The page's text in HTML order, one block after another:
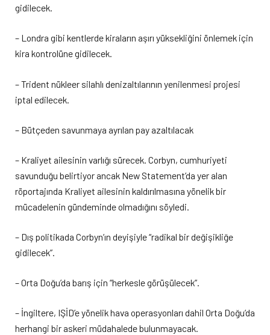
gidilecek.
– Londra gibi kentlerde kiraların aşırı yüksekliğini önlemek için
kira kontrolüne gidilecek.
– Trident nükleer silahlı denizaltılarının yenilenmesi projesi
iptal edilecek.
– Bütçeden savunmaya ayrılan pay azaltılacak
– Kraliyet ailesinin varlığı sürecek. Corbyn, cumhuriyeti
savunduğu belirtiyor ancak New Statement’da yer alan
röportajında Kraliyet ailesinin kaldırılmasına yönelik bir
mücadelenin gündeminde olmadığını söyledi.
– Dış politikada Corbyn’ın deyişiyle “radikal bir değişikliğe
gidilecek”.
– Orta Doğu’da barış için “herkesle görüşülecek”.
– İngiltere, IŞİD’e yönelik hava operasyonları dahil Orta Doğu’da
herhangi bir askeri müdahalede bulunmayacak.